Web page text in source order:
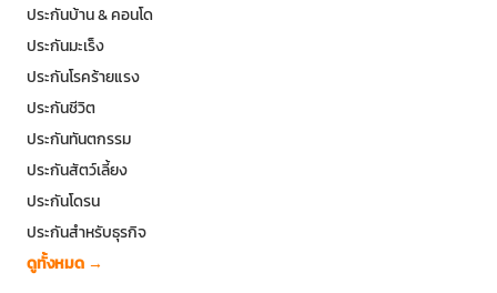
ประกันบ้าน & คอนโด
ประกันมะเร็ง
ประกันโรคร้ายแรง
ประกันชีวิต
ประกันทันตกรรม
ประกันสัตว์เลี้ยง
ประกันโดรน
ประกันสำหรับธุรกิจ
ดูทั้งหมด →